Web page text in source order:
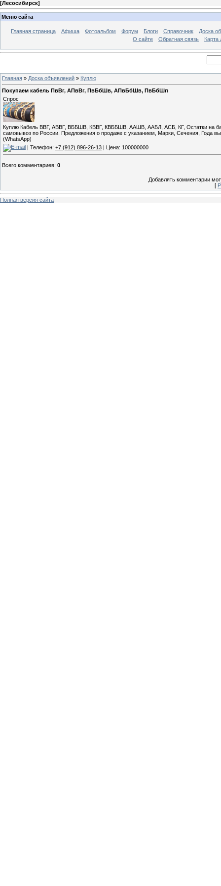
[Лесосибирск]
Меню сайта
Главная страница Афиша Фотоальбом Форум Блоги Справочник
Доска
О сайте
Обратная связь Карта
Главная » Доска объявлений » Куплю
Покупаем кабель ПвВг, АПвВг, ПвБбШв, АПвБбШв, ПвБбШп
Спрос
Куплю Кабель ВВГ, АВВГ, ВББШВ, КВВГ, КВББШВ, ААШВ, ААБЛ, АСБ, КГ, Остатки на
самовывоз по России. Предложения о продаже с указанием, Марки, Сечения, Года
(WhatsApp)
| Телефон: +7 (912) 896-26-13 | Цена: 100000000
Всего комментариев: 0
Добавлять комментарии
[
Полная версия сайта